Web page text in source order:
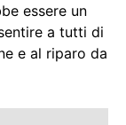
essere un
a tutti di
e al riparo da